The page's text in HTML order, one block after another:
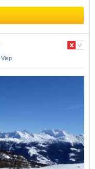
Visp